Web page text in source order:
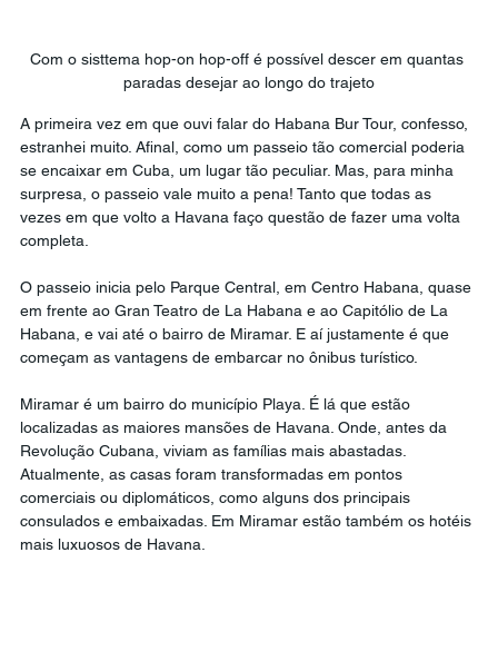
Com o sisttema hop-on hop-off é possível descer em quantas
paradas desejar ao longo do trajeto
A primeira vez em que ouvi falar do Habana Bur Tour, confesso,
estranhei muito. Afinal, como um passeio tão comercial poderia
se encaixar em Cuba, um lugar tão peculiar. Mas, para minha
surpresa, o passeio vale muito a pena! Tanto que todas as
vezes em que volto a Havana faço questão de fazer uma volta
completa.
O passeio inicia pelo Parque Central, em Centro Habana, quase
em frente ao Gran Teatro de La Habana e ao Capitólio de La
Habana, e vai até o bairro de Miramar. E aí justamente é que
começam as vantagens de embarcar no ônibus turístico.
Miramar é um bairro do município Playa. É lá que estão
localizadas as maiores mansões de Havana. Onde, antes da
Revolução Cubana, viviam as famílias mais abastadas.
Atualmente, as casas foram transformadas em pontos
comerciais ou diplomáticos, como alguns dos principais
consulados e embaixadas. Em Miramar estão também os hotéis
mais luxuosos de Havana.